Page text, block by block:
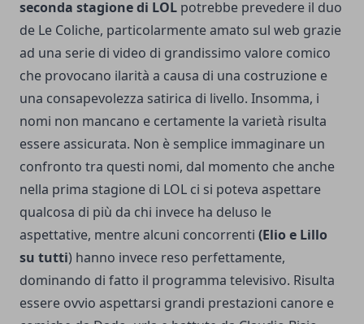
seconda stagione di LOL potrebbe prevedere il duo
de Le Coliche, particolarmente amato sul web grazie
ad una serie di video di grandissimo valore comico
che provocano ilarità a causa di una costruzione e
una consapevolezza satirica di livello. Insomma, i
nomi non mancano e certamente la varietà risulta
essere assicurata. Non è semplice immaginare un
confronto tra questi nomi, dal momento che anche
nella prima stagione di LOL ci si poteva aspettare
qualcosa di più da chi invece ha deluso le
aspettative, mentre alcuni concorrenti (Elio e Lillo
su tutti) hanno invece reso perfettamente,
dominando di fatto il programma televisivo. Risulta
essere ovvio aspettarsi grandi prestazioni canore e